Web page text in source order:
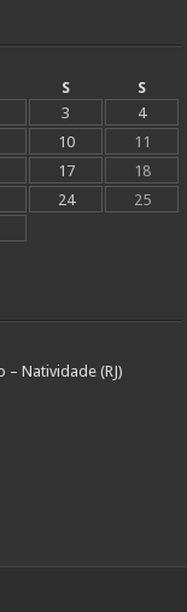
S
S
3
4
10
11
17
18
24
25
– Natividade (RJ)